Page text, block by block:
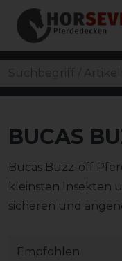
BUCAS
Bucas Buzz-off
kleinsten Insekten
sicheren und